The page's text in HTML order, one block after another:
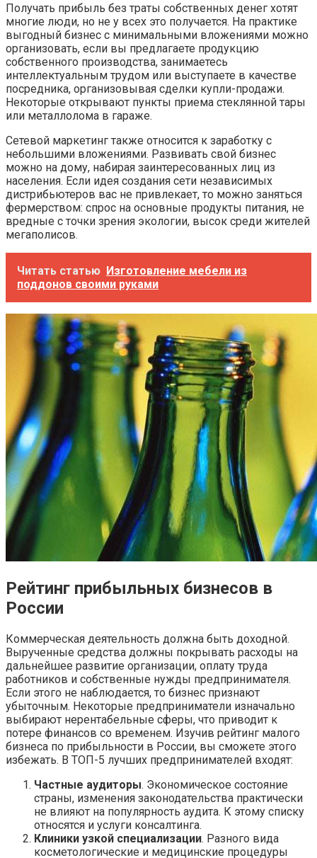
Получать прибыль без траты собственных денег хотят
многие люди, но не у всех это получается. На практике
выгодный бизнес с минимальными вложениями можно
организовать, если вы предлагаете продукцию
собственного производства, занимаетесь
интеллектуальным трудом или выступаете в качестве
посредника, организовывая сделки купли-продажи.
Некоторые открывают пункты приема стеклянной тары
или металлолома в гараже.
Сетевой маркетинг также относится к заработку с
небольшими вложениями. Развивать свой бизнес
можно на дому, набирая заинтересованных лиц из
населения. Если идея создания сети независимых
дистрибьютеров вас не привлекает, то можно заняться
фермерством: спрос на основные продукты питания, не
вредные с точки зрения экологии, высок среди жителей
мегаполисов.
Читать статью Изготовление мебели из
поддонов своими руками
Рейтинг прибыльных бизнесов в
России
Коммерческая деятельность должна быть доходной.
Вырученные средства должны покрывать расходы на
дальнейшее развитие организации, оплату труда
работников и собственные нужды предпринимателя.
Если этого не наблюдается, то бизнес признают
убыточным. Некоторые предприниматели изначально
выбирают нерентабельные сферы, что приводит к
потере финансов со временем. Изучив рейтинг малого
бизнеса по прибыльности в России, вы сможете этого
избежать. В ТОП-5 лучших предпринимателей входят:
Частные аудиторы. Экономическое состояние
страны, изменения законодательства практически
не влияют на популярность аудита. К этому списку
относятся и услуги консалтинга.
Клиники узкой специализации. Разного вида
косметологические и медицинские процедуры